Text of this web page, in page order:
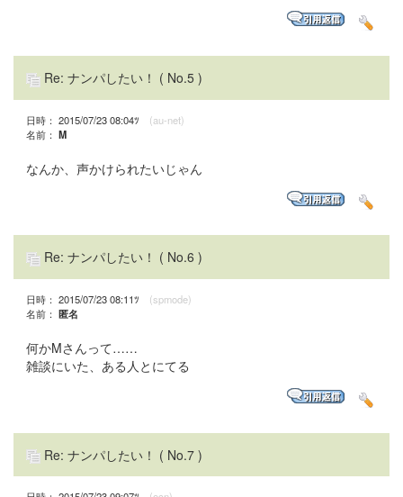
Re: ナンパしたい！ ( No.5 )
日時： 2015/07/23 08:04ﾂ (au-net)
名前： M
なんか、声かけられたいじゃん
Re: ナンパしたい！ ( No.6 )
日時： 2015/07/23 08:11ﾂ (spmode)
名前： 匿名
何かMさんって……
雑談にいた、ある人とにてる
Re: ナンパしたい！ ( No.7 )